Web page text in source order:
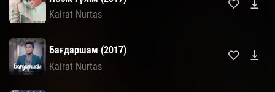
Kairat Nurtas
Бағдаршам (2017)
Kairat Nurtas